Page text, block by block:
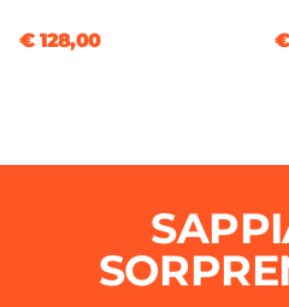
€ 128,00